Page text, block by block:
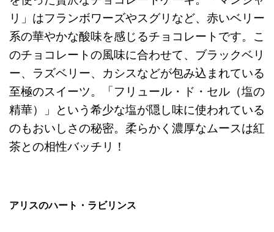
リ」はフランボワーズやスグリなど、赤いベリー
系の華やかな酸味を感じるチョコレートです。こ
のチョコレートの風味に合わせて、ブラックベリ
ー、ラズベリー、カシスなどが包み込まれている
至極のスイーツ。「フリュール・ド・セル（塩の
精華）」という希少な塩が隠し味に使われている
のもおいしさの秘密。柔らかく濃厚なムースは紅
茶との相性バッチリ！
アリスのハート・ラビリンス